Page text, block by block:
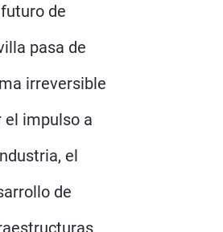
futuro de
pasa de
irreversible
el impulso a
el
de